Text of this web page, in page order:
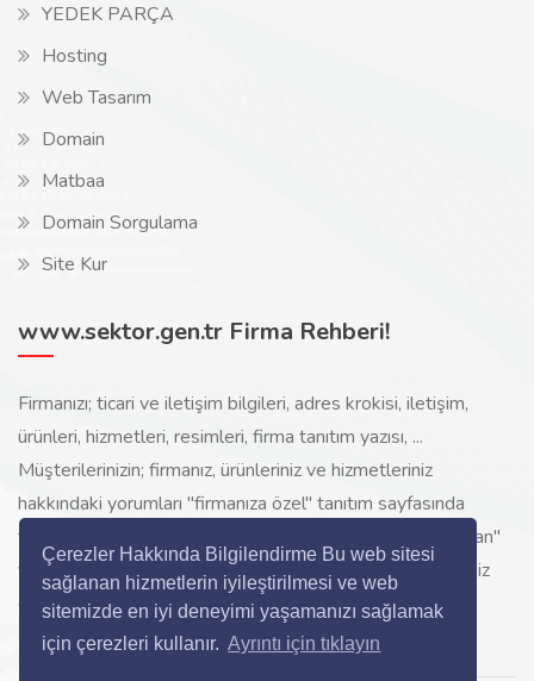
Çerezler Hakkında Bilgilendirme Bu web sitesi
sağlanan hizmetlerin iyileştirilmesi ve web
sitemizde en iyi deneyimi yaşamanızı sağlamak
için çerezleri kullanır. Ayrıntı için tıklayın
YEDEK PARÇA
Hosting
Web Tasarım
Domain
Matbaa
Domain Sorgulama
Site Kur
www.sektor.gen.tr Firma Rehberi!
Firmanızı; ticari ve iletişim bilgileri, adres krokisi, iletişim,
ürünleri, hizmetleri, resimleri, firma tanıtım yazısı, ...
Müşterilerinizin; firmanız, ürünleriniz ve hizmetleriniz
hakkındaki yorumları "firmanıza özel" tanıtım sayfasında
toplanarak ürünlerinizi, hizmetlerinizi, internette "sizi arayan"
yeni müşterilerinize www.sektor.gen.tr aracılığı ile ücretsiz
gösterilir.